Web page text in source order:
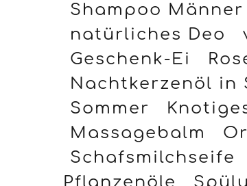
Shampoo Männer
natürliches Deo
Geschenk-Ei
Nachtkerzenöl in
Sommer
Massagebalm
Schafsmilchseife
Pflanzenöle